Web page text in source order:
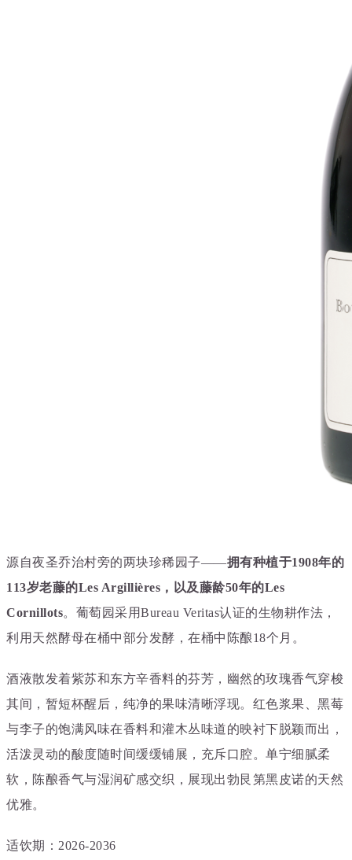
源自夜圣乔治村旁的两块珍稀园子——拥有种植于1908年的
113岁老藤的Les Argillières，以及藤龄50年的Les
Cornillots。 葡萄园采用Bureau Veritas认证的生物耕作法，
利用天然酵母在桶中部分发酵，在桶中陈酿18个月。
酒液散发着紫苏和东方辛香料的芬芳，幽然的玫瑰香气穿梭
其间，暂短杯醒后，纯净的果味清晰浮现。 红色浆果、黑莓
与李子的饱满风味在香料和灌木丛味道的映衬下脱颖而出，
活泼灵动的酸度随时间缓缓铺展，充斥口腔。单宁细腻柔
软，陈酿香气与湿润矿感交织，展现出勃艮第黑皮诺的天然
优雅。
适饮期：2026-2036